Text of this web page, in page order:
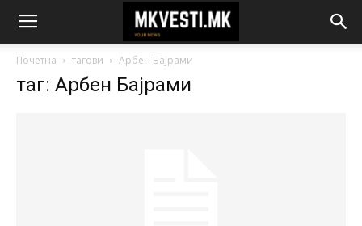
Почетна тагови Арбен Бајрами
таг: Арбен Бајрами